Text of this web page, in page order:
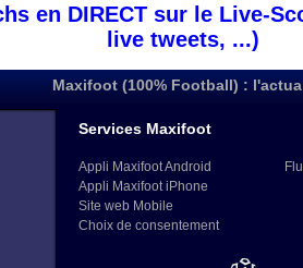
en DIRECT sur le Live-
live tweets, ...)
Maxifoot (100% Football) :
Services Maxifoot
Appli Maxifoot Android
Appli Maxifoot iPhone
Site web Mobile
Choix de consentement